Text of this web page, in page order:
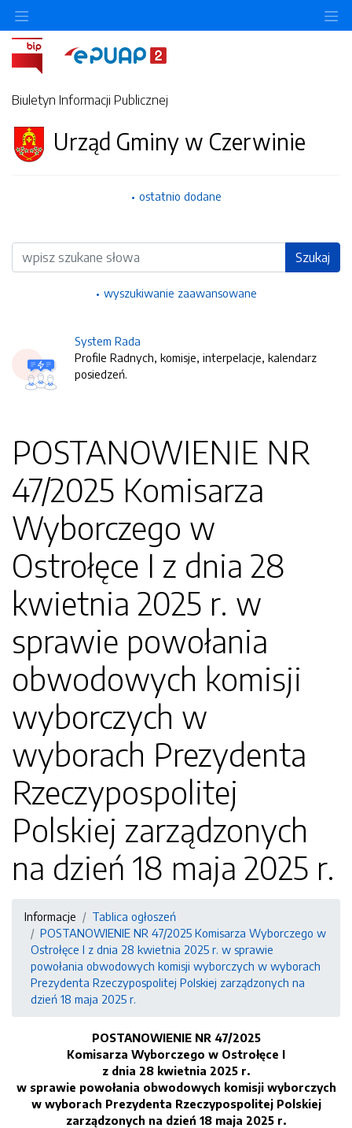
Biuletyn Informacji Publicznej
Urząd Gminy w Czerwinie
ostatnio dodane
Wyszukiwarka Szukaj
wyszukiwanie zaawansowane
System Rada
Profile Radnych, komisje, interpelacje, kalendarz
posiedzeń.
POSTANOWIENIE NR
47/2025 Komisarza
Wyborczego w
Ostrołęce I z dnia 28
kwietnia 2025 r. w
sprawie powołania
obwodowych komisji
wyborczych w
wyborach Prezydenta
Rzeczypospolitej
Polskiej zarządzonych
na dzień 18 maja 2025 r.
Informacje
Tablica ogłoszeń
POSTANOWIENIE NR 47/2025 Komisarza Wyborczego w
Ostrołęce I z dnia 28 kwietnia 2025 r. w sprawie
powołania obwodowych komisji wyborczych w wyborach
Prezydenta Rzeczypospolitej Polskiej zarządzonych na
dzień 18 maja 2025 r.
POSTANOWIENIE NR 47/2025
Komisarza Wyborczego w Ostrołęce I
z dnia 28 kwietnia 2025 r.
w sprawie powołania obwodowych komisji wyborczych
w wyborach Prezydenta Rzeczypospolitej Polskiej
zarządzonych na dzień 18 maja 2025 r.